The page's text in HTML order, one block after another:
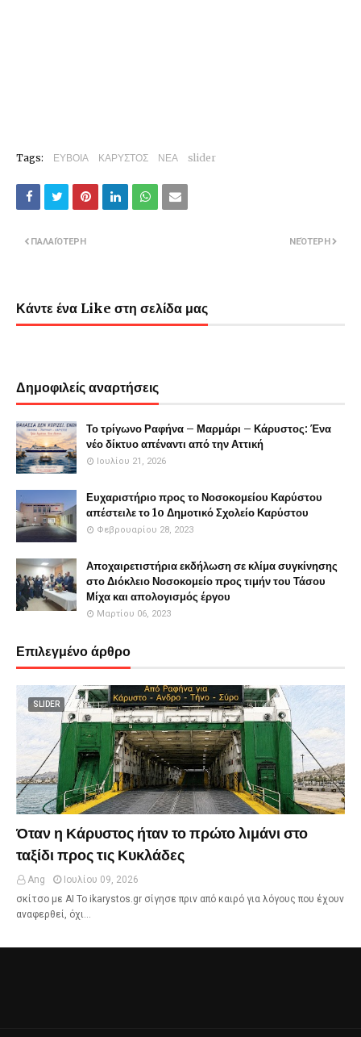
Tags: ΕΥΒΟΙΑ ΚΑΡΥΣΤΟΣ ΝΕΑ slider
ΝΕΌΤΕΡΗ
ΠΑΛΑΙΌΤΕΡΗ
Κάντε ένα Like στη σελίδα μας
Δημοφιλείς αναρτήσεις
Το τρίγωνο Ραφήνα – Μαρμάρι – Κάρυστος: Ένα
νέο δίκτυο απέναντι από την Αττική
Ιουλίου 21, 2026
Ευχαριστήριο προς το Νοσοκομείου Καρύστου
απέστειλε το 1o Δημοτικό Σχολείο Καρύστου
Φεβρουαρίου 28, 2023
Αποχαιρετιστήρια εκδήλωση σε κλίμα συγκίνησης
στο Διόκλειο Νοσοκομείο προς τιμήν του Τάσου
Μίχα και απολογισμός έργου
Μαρτίου 06, 2023
Επιλεγμένο άρθρο
SLIDER
Όταν η Κάρυστος ήταν το πρώτο λιμάνι στο
ταξίδι προς τις Κυκλάδες
Ang
Ιουλίου 09, 2026
σκίτσο με ΑΙ Το ikarystos.gr σίγησε πριν από καιρό για λόγους που έχουν
αναφερθεί, όχι…